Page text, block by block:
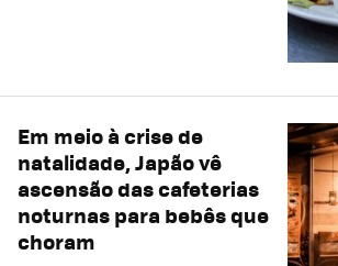
Em meio à crise de
natalidade, Japão vê
ascensão das cafeterias
noturnas para bebês que
choram